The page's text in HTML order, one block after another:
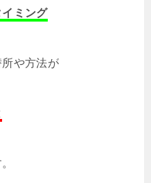
ミング
や方法が